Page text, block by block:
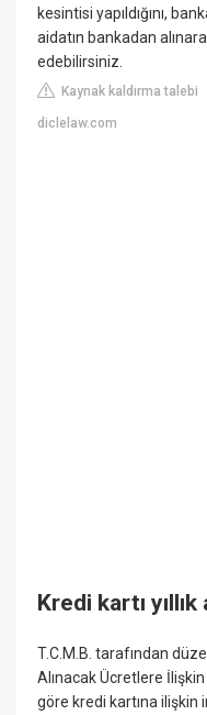
kesintisi yapıldığını,
aidatın bankadan
edebilirsiniz.
Kaynak kaldırma talebi
diclelaw.com
Kredi kartı
T.C.M.B. tarafından
Alınacak Ücretlere
göre kredi kartına ilişkin